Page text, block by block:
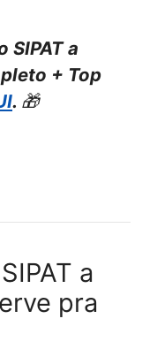
SIPAT a
+ Top
. 🎁
a
pra